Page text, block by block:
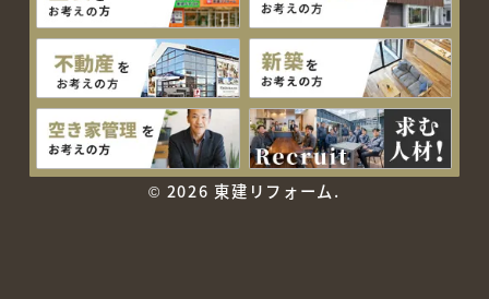
© 2026 東建リフォーム.